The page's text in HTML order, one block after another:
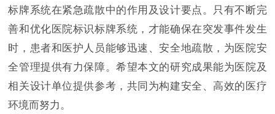
标牌系统在紧急疏散中的作用及设计要点。只有不断完
善和优化医院标识标牌系统，才能确保在突发事件发生
时，患者和医护人员能够迅速、安全地疏散，为医院安
全管理提供有力保障。希望本文的研究成果能为医院及
相关设计单位提供参考，共同为构建安全、高效的医疗
环境而努力。